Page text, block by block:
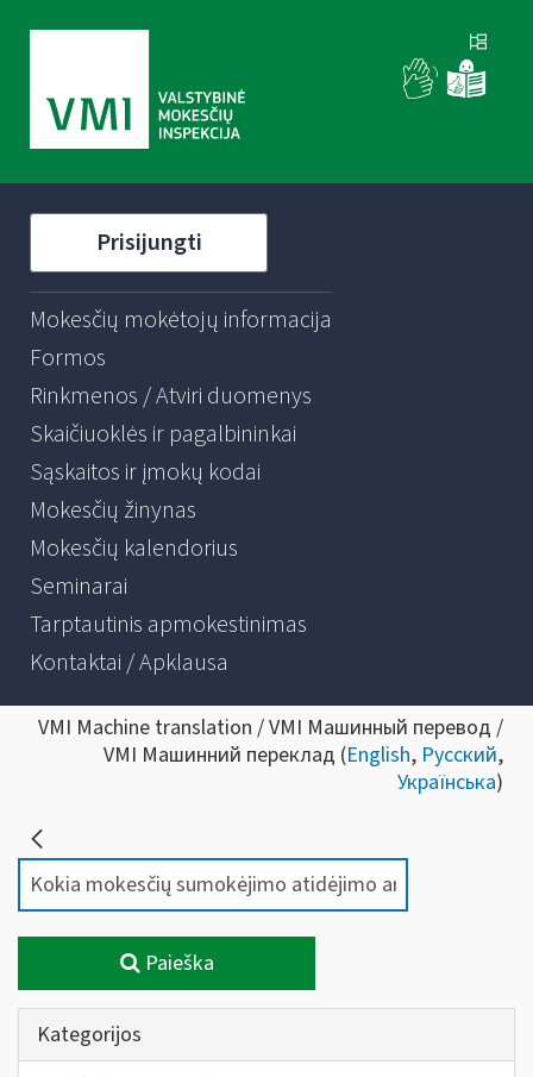
Prisijungti
Mokesčių mokėtojų informacija
Formos
Rinkmenos / Atviri duomenys
Skaičiuoklės ir pagalbininkai
Sąskaitos ir įmokų kodai
Mokesčių žinynas
Mokesčių kalendorius
Seminarai
Tarptautinis apmokestinimas
Kontaktai / Apklausa
VMI Machine translation / VMI Машинный перевод /
VMI Машинний переклад (English, Русский,
Українська)
Paieška
Kategorijos